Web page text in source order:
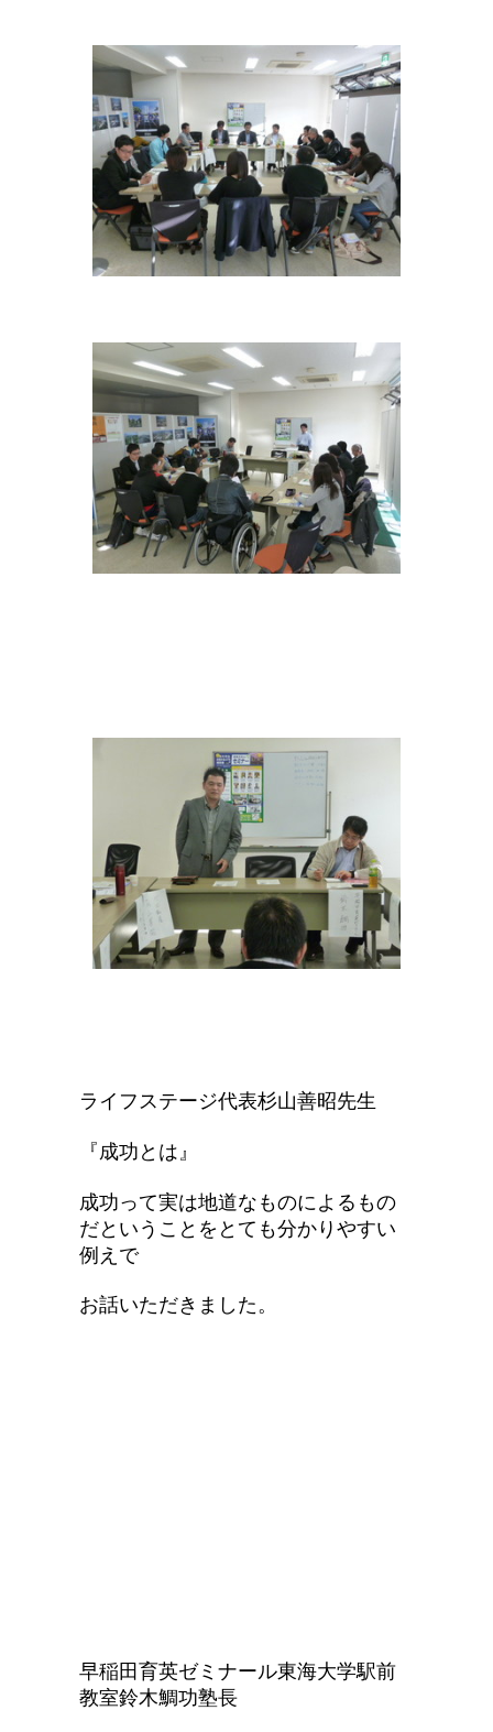
ライフステージ代表杉山善昭先生
『成功とは』
成功って実は地道なものによるもの
だということをとても分かりやすい
例えで
お話いただきました。
早稲田育英ゼミナール東海大学駅前
教室鈴木鯛功塾長